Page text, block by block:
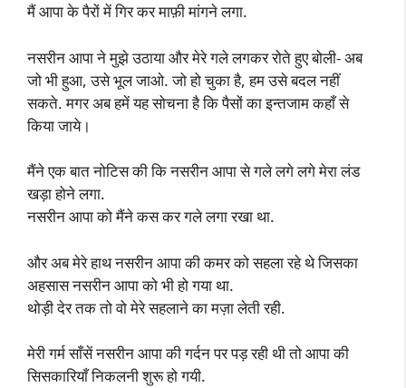
मैं आपा के पैरों में गिर कर माफ़ी मांगने लगा.
नसरीन आपा ने मुझे उठाया और मेरे गले लगकर रोते हुए बोली- अब
जो भी हुआ, उसे भूल जाओ. जो हो चुका है, हम उसे बदल नहीं
सकते. मगर अब हमें यह सोचना है कि पैसों का इन्तजाम कहाँ से
किया जाये।
मैंने एक बात नोटिस की कि नसरीन आपा से गले लगे लगे मेरा लंड
खड़ा होने लगा.
नसरीन आपा को मैंने कस कर गले लगा रखा था.
और अब मेरे हाथ नसरीन आपा की कमर को सहला रहे थे जिसका
अहसास नसरीन आपा को भी हो गया था.
थोड़ी देर तक तो वो मेरे सहलाने का मज़ा लेती रही.
मेरी गर्म साँसें नसरीन आपा की गर्दन पर पड़ रही थी तो आपा की
सिसकारियाँ निकलनी शुरू हो गयी.